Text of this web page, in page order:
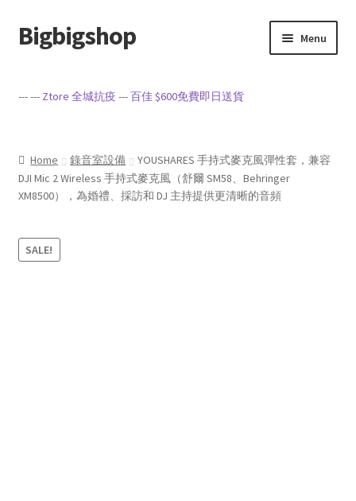
Skip
to
Skip
to
Bigbigshop Menu
Checkout
My account
Privacy Policy
--- --- Ztore 全城抗疫 ---百佳 $600免費即日送貨
Home 錄音室設備
YOUSHARES 手持式麥克風彈性套，兼容
DJI Mic 2 Wireless 手持式麥克風（舒爾 SM58、Behringer
XM8500），為婚禮、採訪和 DJ 主持提供更清晰的音頻
SALE!